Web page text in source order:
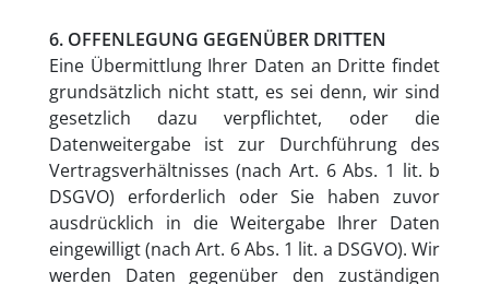
6. OFFENLEGUNG GEGENÜBER DRITTEN
Eine Übermittlung Ihrer Daten an Dritte findet
grundsätzlich nicht statt, es sei denn, wir sind
gesetzlich dazu verpflichtet, oder die
Datenweitergabe ist zur Durchführung des
Vertragsverhältnisses (nach Art. 6 Abs. 1 lit. b
DSGVO) erforderlich oder Sie haben zuvor
ausdrücklich in die Weitergabe Ihrer Daten
eingewilligt (nach Art. 6 Abs. 1 lit. a DSGVO). Wir
werden Daten gegenüber den zuständigen